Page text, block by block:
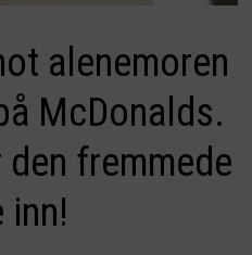
alenemoren
McDonalds.
den fremmede
inn!